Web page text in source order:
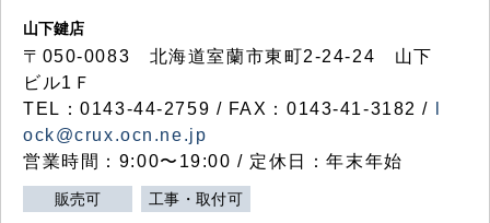
山下鍵店
〒050-0083 北海道室蘭市東町2-24-24 山下
ビル1Ｆ
TEL：0143-44-2759 / FAX：0143-41-3182 /
ock@crux.ocn.ne.jp
営業時間：9:00〜19:00 / 定休日：年末年始
販売可 工事・取付可